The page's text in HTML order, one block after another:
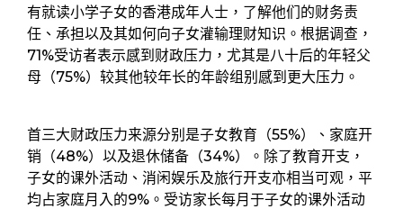
有就读小学子女的香港成年人士，了解他们的财务责
任、承担以及其如何向子女灌输理财知识。根据调查，
71%受访者表示感到财政压力，尤其是八十后的年轻父
母（75%）较其他较年长的年龄组别感到更大压力。
首三大财政压力来源分别是子女教育（55%）、家庭开
销（48%）以及退休储备（34%）。除了教育开支，
子女的课外活动、消闲娱乐及旅行开支亦相当可观，平
均占家庭月入的9%。受访家长每月于子女的课外活动